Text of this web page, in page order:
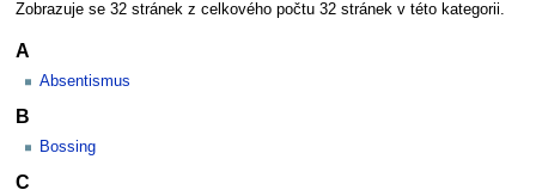
Zobrazuje se 32 stránek z celkového počtu 32 stránek v této kategorii.
A
Absentismus
B
Bossing
C